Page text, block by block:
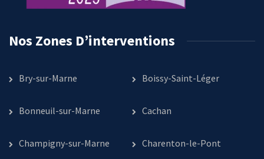
Nos Zones D’interventions
Bry-sur-Marne Boissy-Saint-Léger
Bonneuil-sur-Marne Cachan
Champigny-sur-Marne Charenton-le-Pont